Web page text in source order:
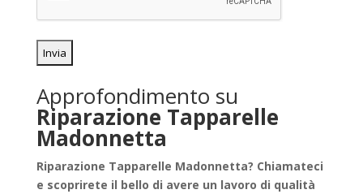
Approfondimento su
Riparazione Tapparelle
Madonnetta
Riparazione Tapparelle Madonnetta? Chiamateci
e scoprirete il bello di avere un lavoro di qualità